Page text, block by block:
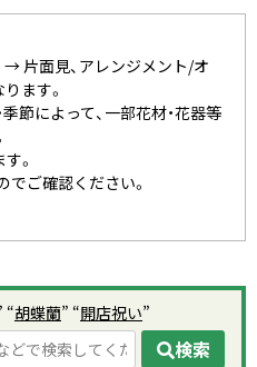
片面見、アレンジメント/オ
ます。
節によって、一部花材・花器等
。
ご確認ください。
“胡蝶蘭” “開店祝い”
検索